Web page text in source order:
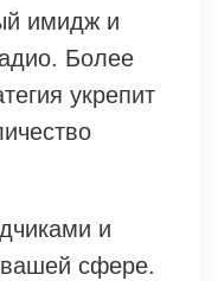
имидж и
Более
укрепит
и
сфере.